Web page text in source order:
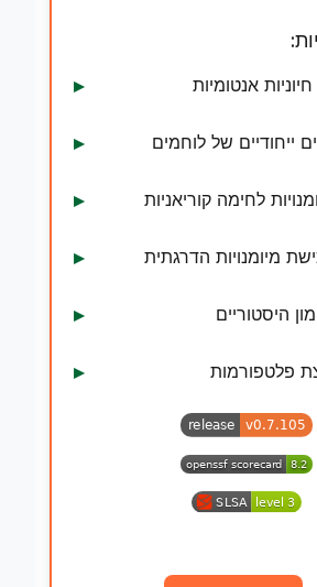
לחימה קוריאניות
מיומנויות הדרגתית
היסטוריים
פלטפורמות